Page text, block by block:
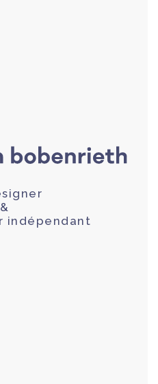
&
indépendant